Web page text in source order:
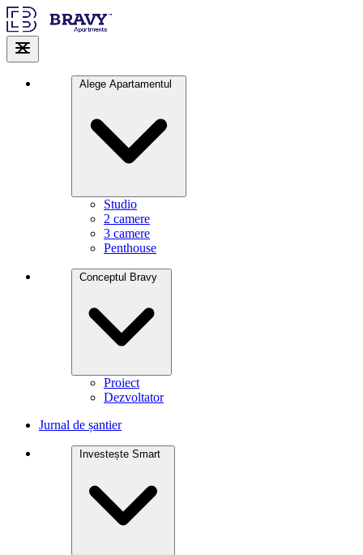
Alege Apartamentul
Studio
2 camere
3 camere
Penthouse
Conceptul Bravy
Proiect
Dezvoltator
Jurnal de șantier
Investește Smart